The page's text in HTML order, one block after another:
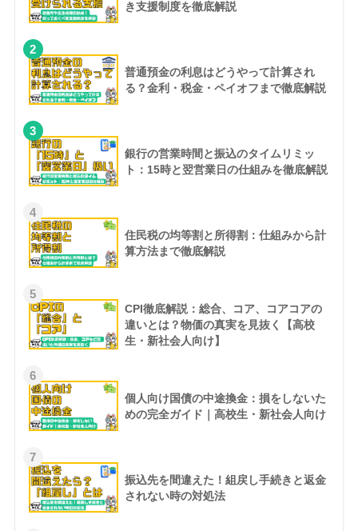
き支援制度を徹底解説
2
普通預金の利息はどうやって計算され
る？金利・税金・ペイオフまで徹底解説
3
銀行の営業時間と振込のタイムリミッ
ト：15時と翌営業日の仕組みを徹底解説
4
住民税の均等割と所得割：仕組みから計
算方法まで徹底解説
5
CPI徹底解説：総合、コア、コアコアの
違いとは？物価の真実を見抜く【高校
生・新社会人向け】
6
個人向け国債の中途換金：損をしないた
めの完全ガイド｜高校生・新社会人向け
7
振込先を間違えた！組戻し手続きと返金
されない時の対処法